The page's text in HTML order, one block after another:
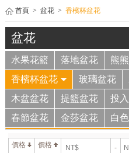
首頁 > 盆花 > 香檳杯盆花
盆花
水果花籃 落地盆花 熊
香檳杯盆花
玻璃盆花
木盆盆花
提籃盆花 投
春節盆花
金莎盆花 白
價格 價格 -